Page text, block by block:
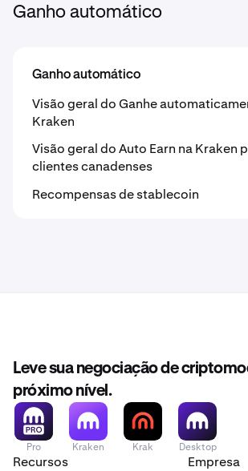
Ganho automático
Ganho automático
Visão geral do Ganhe
Kraken
Visão geral do Auto Earn na Kraken
clientes canadenses
Recompensas de stablecoin
Leve sua negociação de
próximo nível.
Pro Kraken Krak Desktop
Recursos Empresa